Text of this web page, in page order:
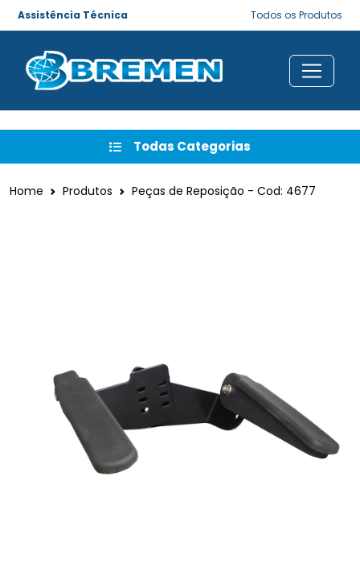
Assistência Técnica Todos os Produtos
Todas Categorias
Home Produtos Peças de Reposição - Cod: 4677